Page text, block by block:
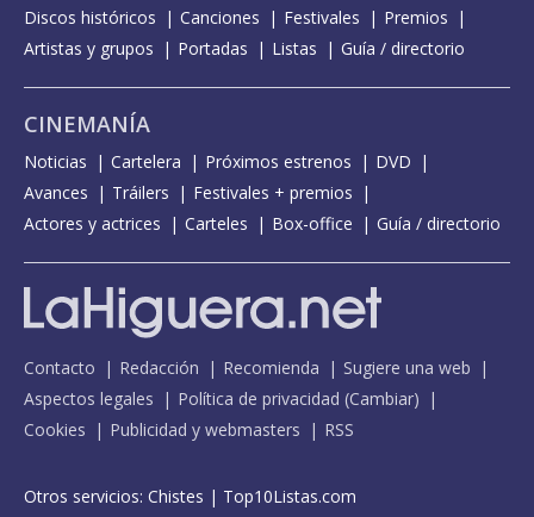
Discos históricos
Canciones Festivales
Premios
Artistas y grupos
Portadas Listas Guía / directorio
CINEMANÍA
Noticias Cartelera Próximos estrenos
DVD
Avances
Tráilers
Festivales + premios
Actores y actrices
Carteles Box-office Guía / directorio
Contacto Redacción Recomienda
Sugiere una web
Aspectos legales
Política de privacidad (Cambiar)
Cookies
Publicidad y webmasters RSS
Otros servicios: Chistes | Top10Listas.com